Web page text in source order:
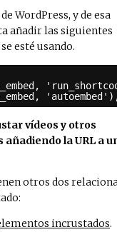
WordPress, y de esa
añadir las siguientes
esté usando.
vídeos y otros
la URL a
otros dos
incrustados.